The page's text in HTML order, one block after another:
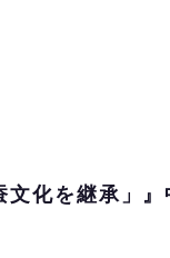
文化を継承」